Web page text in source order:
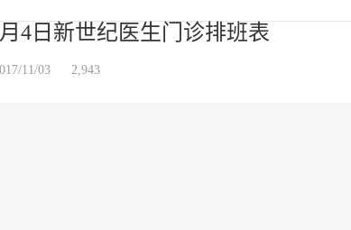
4日新世纪医生门诊排班表
11/03 2,943